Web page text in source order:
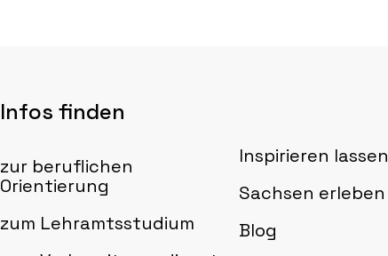
Infos finden
zur beruflichen
Orientierung
zum Lehramtsstudium
Inspirieren lassen
Sachsen erleben
Blog